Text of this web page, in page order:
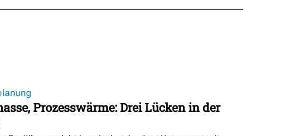
Prozesswärme: Drei Lücken in der